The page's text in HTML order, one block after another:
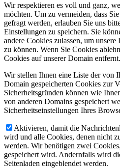
Wir respektieren es voll und ganz,
möchten. Um zu vermeiden, dass
gefragt werden, erlauben Sie uns
Einstellungen zu speichern. Sie
andere Cookies zulassen, um
zu können. Wenn Sie Cookies
Cookies auf unserer Domain entfernt.
Wir stellen Ihnen eine Liste der von
Domain gespeicherten Cookies zur
Sicherheitsgründen können wie
von anderen Domains gespeichert
Sicherheitseinstellungen Ihres
Aktivieren, damit die
wird und alle Cookies, denen nicht
werden. Wir benötigen zwei
gespeichert wird. Andernfalls wird
Seitenladen eingeblendet werden.